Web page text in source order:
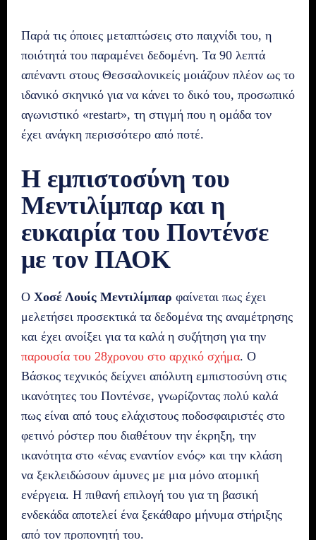
Παρά τις όποιες μεταπτώσεις στο παιχνίδι του, η
ποιότητά του παραμένει δεδομένη. Τα 90 λεπτά
απέναντι στους Θεσσαλονικείς μοιάζουν πλέον ως το
ιδανικό σκηνικό για να κάνει το δικό του, προσωπικό
αγωνιστικό «restart», τη στιγμή που η ομάδα τον
έχει ανάγκη περισσότερο από ποτέ.
Η εμπιστοσύνη του
Μεντιλίμπαρ και η
ευκαιρία του Ποντένσε
με τον ΠΑΟΚ
Ο Χοσέ Λουίς Μεντιλίμπαρ φαίνεται πως έχει
μελετήσει προσεκτικά τα δεδομένα της αναμέτρησης
και έχει ανοίξει για τα καλά η συζήτηση για την
παρουσία του 28χρονου στο αρχικό σχήμα. Ο
Βάσκος τεχνικός δείχνει απόλυτη εμπιστοσύνη στις
ικανότητες του Ποντένσε, γνωρίζοντας πολύ καλά
πως είναι από τους ελάχιστους ποδοσφαιριστές στο
φετινό ρόστερ που διαθέτουν την έκρηξη, την
ικανότητα στο «ένας εναντίον ενός» και την κλάση
να ξεκλειδώσουν άμυνες με μια μόνο ατομική
ενέργεια. Η πιθανή επιλογή του για τη βασική
ενδεκάδα αποτελεί ένα ξεκάθαρο μήνυμα στήριξης
από τον προπονητή του.